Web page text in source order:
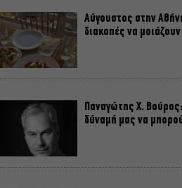
Αύγουστος στην
διακοπές να
Παναγώτης Χ. Βούρος:
δύναμή μας να